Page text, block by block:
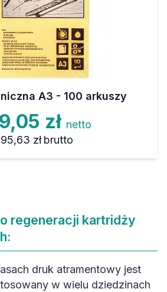
A3 - 100 arkuszy
zł netto
zł brutto
regeneracji kartridży
druk atramentowy jest
w wielu dziedzinach